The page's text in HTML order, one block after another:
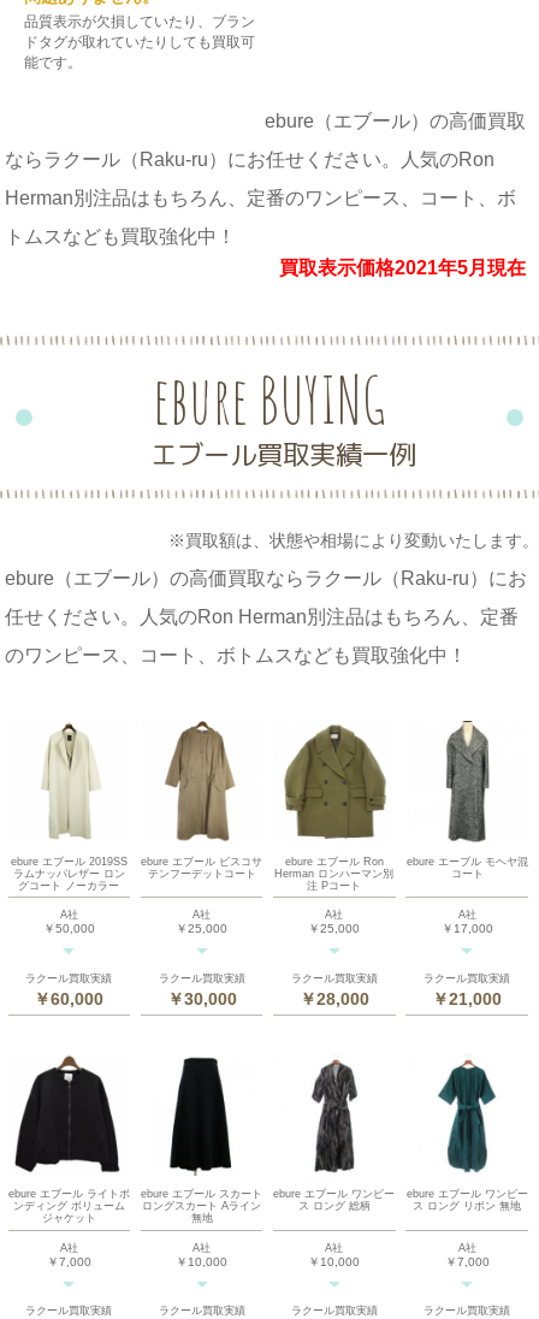
品質表示が欠損していたり、ブラン
ドタグが取れていたりしても買取可
能です。
ebure（エブール）の高価買取
ならラクール（Raku-ru）にお任せください。人気のRon
Herman別注品はもちろん、定番のワンピース、コート、ボ
トムスなども買取強化中！
買取表示価格2021年5月現在
ebure BUYING
エブール買取実績一例
※買取額は、状態や相場により変動いたします。
ebure（エブール）の高価買取ならラクール（Raku-ru）にお
任せください。人気のRon Herman別注品はもちろん、定番
のワンピース、コート、ボトムスなども買取強化中！
ebure エブール 2019SS
ラムナッパレザー ロン
グコート ノーカラー
A社
￥50,000
ラクール買取実績
￥60,000
ebure エブール ビスコサ
テンフーデットコート
A社
￥25,000
ラクール買取実績
￥30,000
ebure エブール Ron
Herman ロンハーマン別
注 Pコート
A社
￥25,000
ラクール買取実績
￥28,000
ebure エーブル モヘヤ混
コート
A社
￥17,000
ラクール買取実績
￥21,000
ebure エブール ライトボ
ンディング ボリューム
ジャケット
A社
￥7,000
ラクール買取実績
ebure エブール スカート
ロングスカート Aライン
無地
A社
￥10,000
ラクール買取実績
ebure エブール ワンピー
ス ロング 総柄
A社
￥10,000
ラクール買取実績
ebure エブール ワンピー
ス ロング リボン 無地
A社
￥7,000
ラクール買取実績